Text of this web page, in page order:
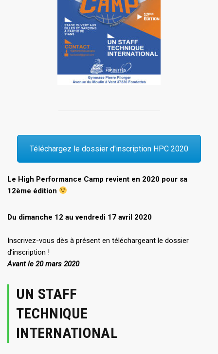
Téléchargez le dossier d'inscription HPC 2020
Le High Performance Camp revient en 2020 pour sa
12ème édition
Du dimanche 12 au vendredi 17 avril 2020
Inscrivez-vous dès à présent en téléchargeant le dossier
d’inscription !
Avant le 20 mars 2020
UN STAFF
TECHNIQUE
INTERNATIONAL